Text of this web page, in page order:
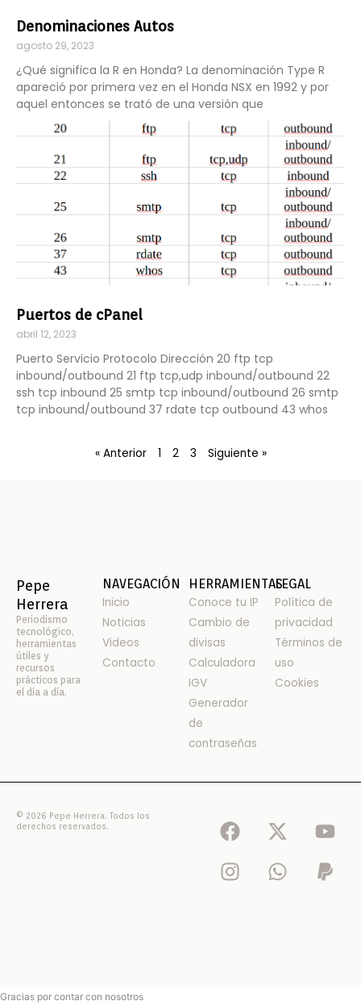
Denominaciones Autos
agosto 29, 2023
¿Qué significa la R en Honda? La denominación Type R
apareció por primera vez en el Honda NSX en 1992 y por
aquel entonces se trató de una versión que
Puertos de cPanel
abril 12, 2023
Puerto Servicio Protocolo Dirección 20 ftp tcp
inbound/outbound 21 ftp tcp,udp inbound/outbound 22
ssh tcp inbound 25 smtp tcp inbound/outbound 26 smtp
tcp inbound/outbound 37 rdate tcp outbound 43 whos
« Anterior 1 2 3 Siguiente »
Pepe
Herrera
Periodismo
tecnológico,
herramientas
útiles y
recursos
prácticos para
el día a día.
NAVEGACIÓN
Inicio
Noticias
Videos
Contacto
HERRAMIENTAS
Conoce tu IP
Cambio de
divisas
Calculadora
IGV
Generador
de
contraseñas
LEGAL
Política de
privacidad
Términos de
uso
Cookies
© 2026 Pepe Herrera. Todos los
derechos reservados.
F
a
c
e
X
-
t
w
Y
o
u
t
I
n
s
t
W
h
a
t
P
a
y
p
Gracias por contar con nosotros